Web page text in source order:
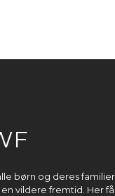
børn og deres
vildere fremtid. Her